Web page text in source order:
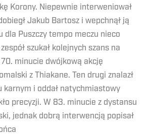
Korony. Niepewnie interweniował
Jakub Bartosz i wepchnął ją
dla Puszczy tempo meczu nieco
szukał kolejnych szans na
minucie dwójkową akcję
z Thiakane. Ten drugi znalazł
karnym i oddał natychmiastowy
precyzji. W 83. minucie z dystansu
jednak dobrą interwencją popisał